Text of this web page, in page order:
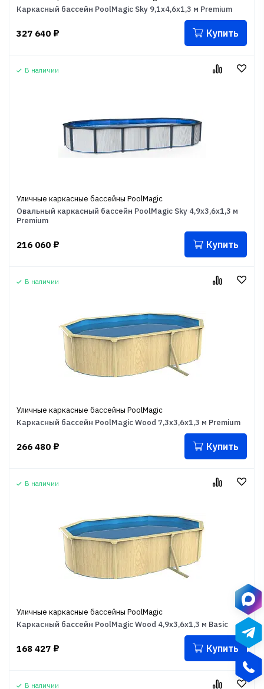
Каркасный бассейн PoolMagic Sky 9,1x4,6x1,3 м Premium
327 640 ₽ Купить
В наличии
Уличные каркасные бассейны PoolMagic
Овальный каркасный бассейн PoolMagic Sky 4,9x3,6x1,3 м
Premium
216 060 ₽ Купить
В наличии
Уличные каркасные бассейны PoolMagic
Каркасный бассейн PoolMagic Wood 7,3x3,6x1,3 м Premium
266 480 ₽ Купить
В наличии
Уличные каркасные бассейны PoolMagic
Каркасный бассейн PoolMagic Wood 4,9x3,6x1,3 м Basic
168 427 ₽ Купить
В наличии